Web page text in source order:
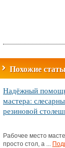
Похожие
Надёжный
мастера:
резиновой
Рабочее место
просто стол, а ...